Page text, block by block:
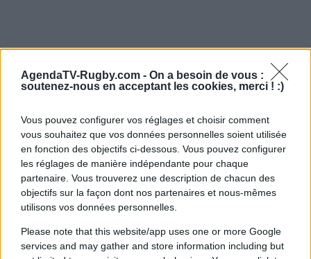
AgendaTV-Rugby.com - On a besoin de vous :
soutenez-nous en acceptant les cookies, merci ! :)
Vous pouvez configurer vos réglages et choisir comment
vous souhaitez que vos données personnelles soient utilisée
en fonction des objectifs ci-dessous. Vous pouvez configurer
les réglages de manière indépendante pour chaque
partenaire. Vous trouverez une description de chacun des
objectifs sur la façon dont nos partenaires et nous-mêmes
utilisons vos données personnelles.
Please note that this website/app uses one or more Google
services and may gather and store information including but